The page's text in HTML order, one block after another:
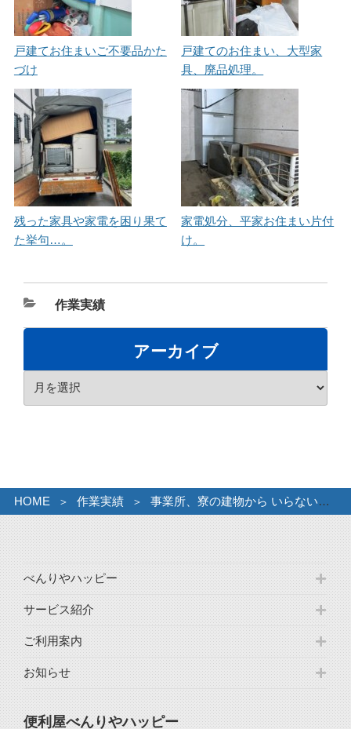
戸建てお住まいご不要品かた
づけ
戸建てのお住まい、大型家
具、廃品処理。
残った家具や家電を困り果て
た挙句…。
家電処分、平家お住まい片付
け。
カ
テ
ー
作業実績
アーカイブ
HOME 作業実績 事業所、寮の建物から いらない物の回収。
べんりやハッピー
サービス紹介
ご利用案内
お知らせ
便利屋べんりやハッピー